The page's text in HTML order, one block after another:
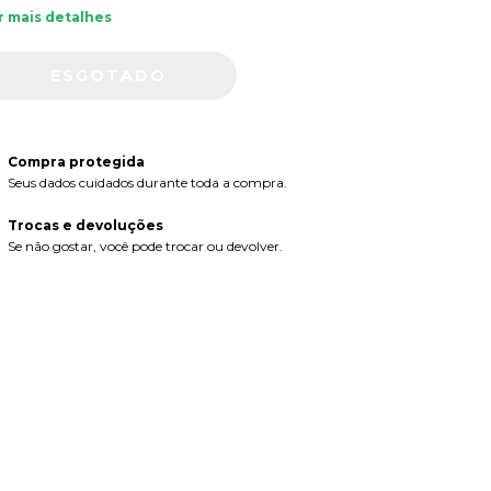
mais detalhes
Compra protegida
Seus dados cuidados durante toda a compra.
Trocas e devoluções
Se não gostar, você pode trocar ou devolver.